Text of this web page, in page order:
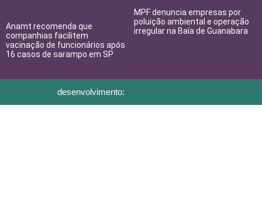
Anamt recomenda que
companhias facilitem
vacinação de funcionários após
16 casos de sarampo em SP
MPF denuncia empresas por
poluição ambiental e operação
irregular na Baía de Guanabara
desenvolvimento: